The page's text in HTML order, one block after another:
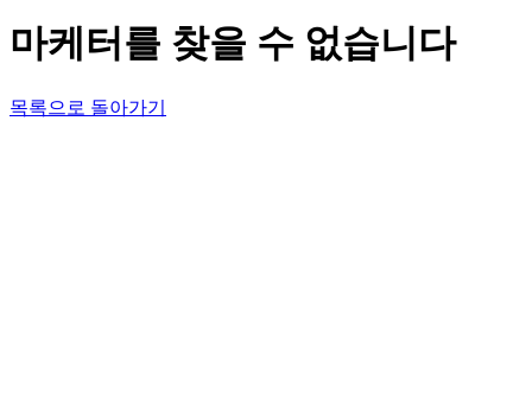
마케터를 찾을 수 없습니다
목록으로 돌아가기